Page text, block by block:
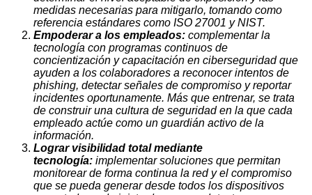
medidas necesarias para mitigarlo, tomando como
referencia estándares como ISO 27001 y NIST.
Empoderar a los empleados: complementar la
tecnología con programas continuos de
concientización y capacitación en ciberseguridad que
ayuden a los colaboradores a reconocer intentos de
phishing, detectar señales de compromiso y reportar
incidentes oportunamente. Más que entrenar, se trata
de construir una cultura de seguridad en la que cada
empleado actúe como un guardián activo de la
información.
Lograr visibilidad total mediante
tecnología: implementar soluciones que permitan
monitorear de forma continua la red y el compromiso
que se pueda generar desde todos los dispositivos